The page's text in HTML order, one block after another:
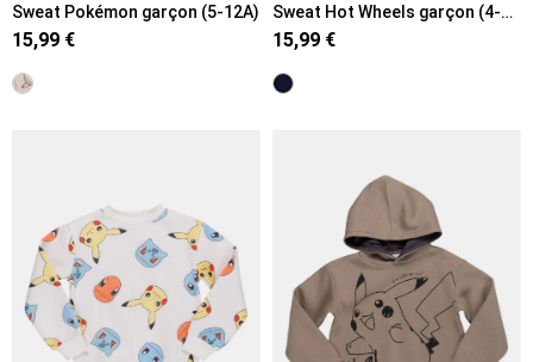
Sweat Pokémon garçon (5-12A)
15,99 €
Sweat Hot Wheels garçon (4-
12A)
15,99 €